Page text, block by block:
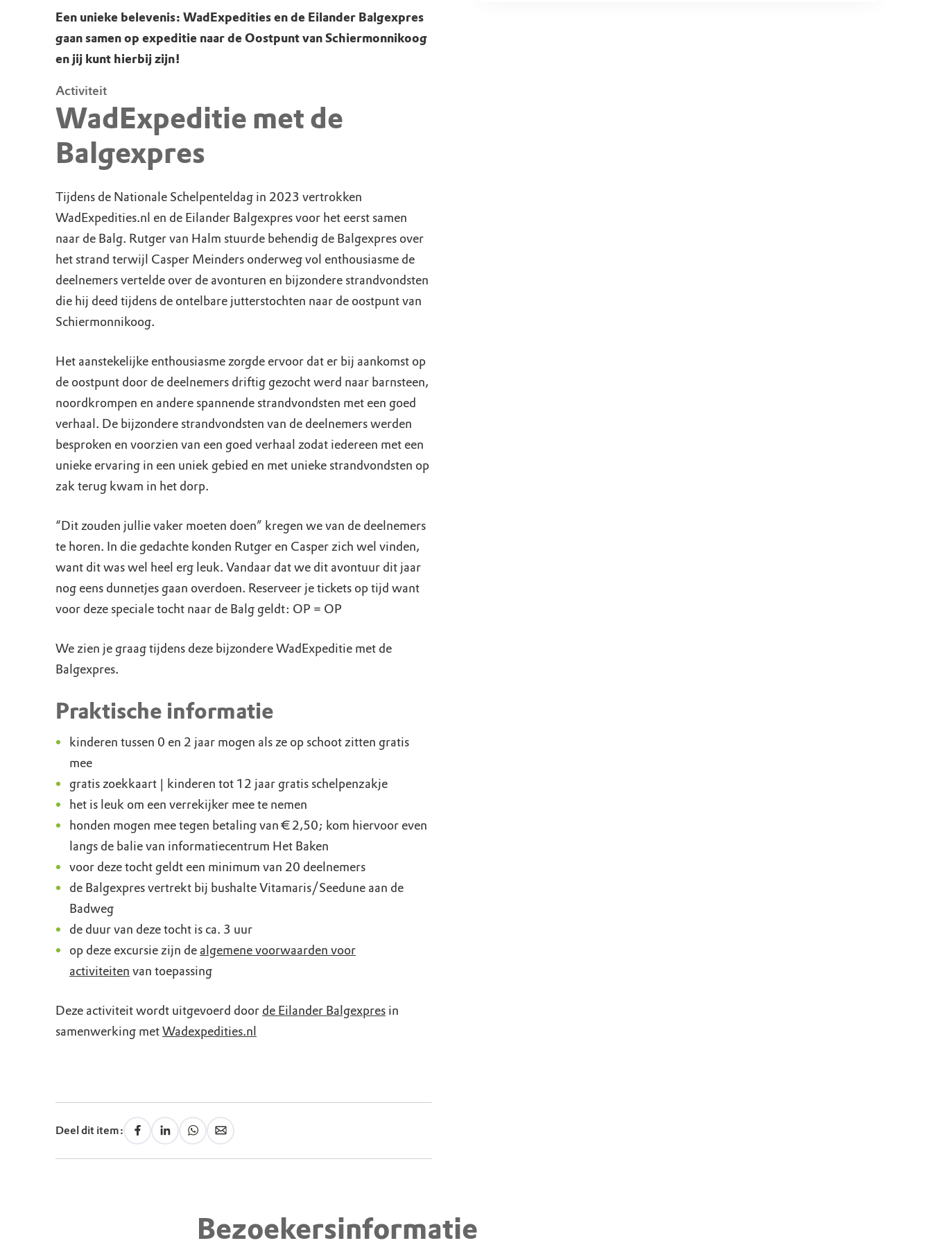
Een unieke belevenis: WadExpedities en de Eilander Balgexpres
gaan samen op expeditie naar de Oostpunt van Schiermonnikoog
en jij kunt hierbij zijn!
Activiteit
WadExpeditie met de
Balgexpres
Tijdens de Nationale Schelpenteldag in 2023 vertrokken
WadExpedities.nl en de Eilander Balgexpres voor het eerst samen
naar de Balg. Rutger van Halm stuurde behendig de Balgexpres over
het strand terwijl Casper Meinders onderweg vol enthousiasme de
deelnemers vertelde over de avonturen en bijzondere strandvondsten
die hij deed tijdens de ontelbare jutterstochten naar de oostpunt van
Schiermonnikoog.
Het aanstekelijke enthousiasme zorgde ervoor dat er bij aankomst op
de oostpunt door de deelnemers driftig gezocht werd naar barnsteen,
noordkrompen en andere spannende strandvondsten met een goed
verhaal. De bijzondere strandvondsten van de deelnemers werden
besproken en voorzien van een goed verhaal zodat iedereen met een
unieke ervaring in een uniek gebied en met unieke strandvondsten op
zak terug kwam in het dorp.
“Dit zouden jullie vaker moeten doen” kregen we van de deelnemers
te horen. In die gedachte konden Rutger en Casper zich wel vinden,
want dit was wel heel erg leuk. Vandaar dat we dit avontuur dit jaar
nog eens dunnetjes gaan overdoen. Reserveer je tickets op tijd want
voor deze speciale tocht naar de Balg geldt: OP = OP
We zien je graag tijdens deze bijzondere WadExpeditie met de
Balgexpres.
Praktische informatie
kinderen tussen 0 en 2 jaar mogen als ze op schoot zitten gratis
mee
gratis zoekkaart | kinderen tot 12 jaar gratis schelpenzakje
het is leuk om een verrekijker mee te nemen
honden mogen mee tegen betaling van € 2,50; kom hiervoor even
langs de balie van informatiecentrum Het Baken
voor deze tocht geldt een minimum van 20 deelnemers
de Balgexpres vertrekt bij bushalte Vitamaris/Seedune aan de
Badweg
de duur van deze tocht is ca. 3 uur
op deze excursie zijn de algemene voorwaarden voor
activiteiten van toepassing
Deze activiteit wordt uitgevoerd door de Eilander Balgexpres in
samenwerking metWadexpedities.nl
Deel dit item:
Bezoekersinformatie